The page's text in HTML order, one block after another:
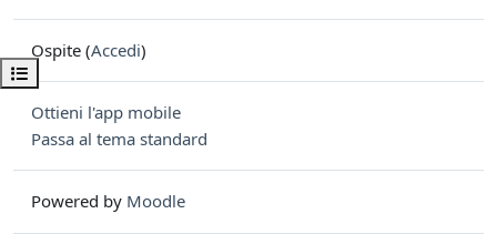
Apri indice del corso
Ospite (Accedi)
Ottieni l'app mobile
Passa al tema standard
Powered by Moodle